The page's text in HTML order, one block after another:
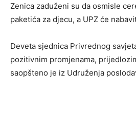
Zenica zaduženi su da osmisle
paketića za djecu, a UPZ će
Deveta sjednica Privrednog
pozitivnim promjenama,
saopšteno je iz Udruženja